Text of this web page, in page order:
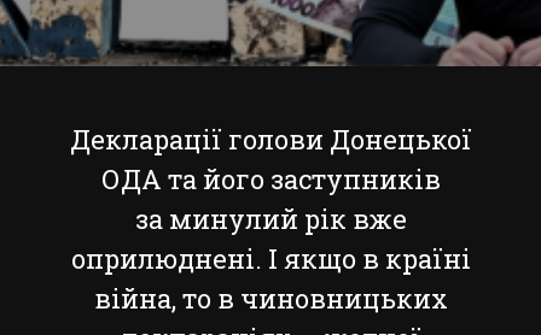
Декларації голови Донецької
ОДА та його заступників
за минулий рік вже
оприлюднені. І якщо в країні
війна, то в чиновницьких